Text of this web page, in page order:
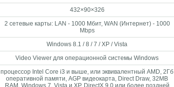
432×90×326
2 сетевые карты: LAN - 1000 Мбит, WAN (Интернет) - 1000
Mbps
Windows 8.1 / 8 / 7 / XP / Vista
Video Viewer для операционной системы Windows
процессор Intel Core i3 и выше, или эквивалентный AMD, 2Гб
оперативной памяти, AGP видеокарта, Direct Draw, 32MB
RAM, Windows 7, Vista и XP, DirectX 9.0 или более поздней